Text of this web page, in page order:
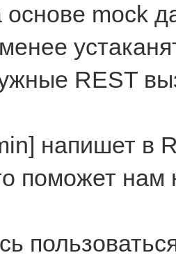
mock
REST
напишет в
поможет нам